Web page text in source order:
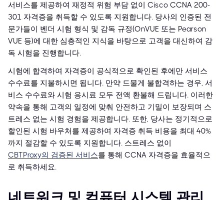
서비스를 제공하여 재정적 위험 부담 없이 Cisco CCNA 200-
301 자격증을 취득할 수 있도록 지원합니다. 당사의 인증된 전
문가들이 벤더 시험 형식 및 감독 규정(OnVUE 또는 Pearson
VUE 등)에 대한 심층적인 지식을 바탕으로 고객을 대신하여 감
독 시험을 진행합니다.
시험에 합격하여 자격증이 공식적으로 확인된 후에만 서비스
수수료를 지불하시면 됩니다. 만약 드물게 불합격하는 경우, 서
비스 수수료와 시험 응시료 모두 전액 환불해 드립니다. 이러한
약속을 통해 고객의 일정에 맞춰 안전하고 기밀이 보장되며 스
트레스 없는 시험 경험을 제공합니다. 또한, 당사는 정기적으로
할인된 시험 바우처를 제공하여 자격증 취득 비용을 최대 40%
까지 절감할 수 있도록 지원합니다. 스트레스 없이
CBTProxy의 검증된 서비스를 통해 CCNA 자격증을 효율적으
로 취득하세요.